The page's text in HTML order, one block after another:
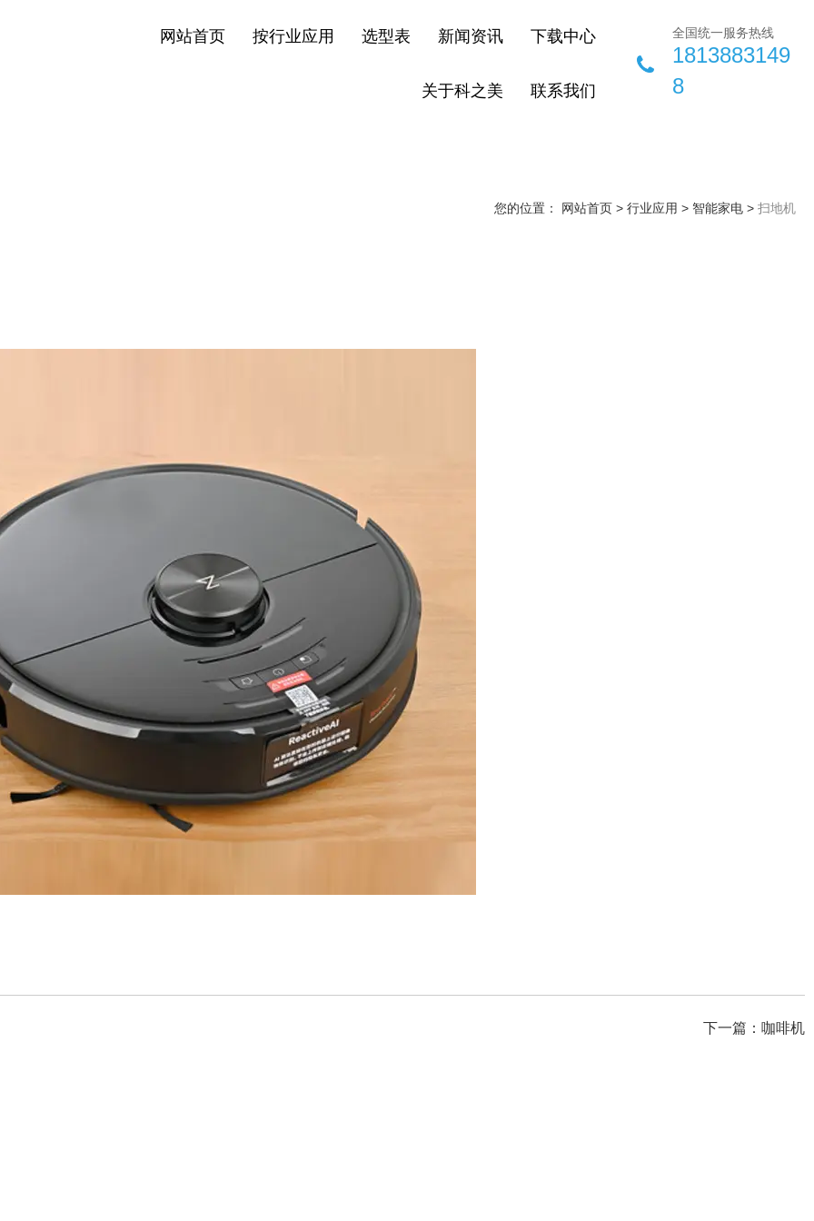
网站首页 按行业应用 选型表 新闻资讯 下载中心
关于科之美 联系我们
全国统一服务热线
1813883149
8
您的位置： 网站首页 > 行业应用 > 智能家电 > 扫地机
下一篇： 咖啡机